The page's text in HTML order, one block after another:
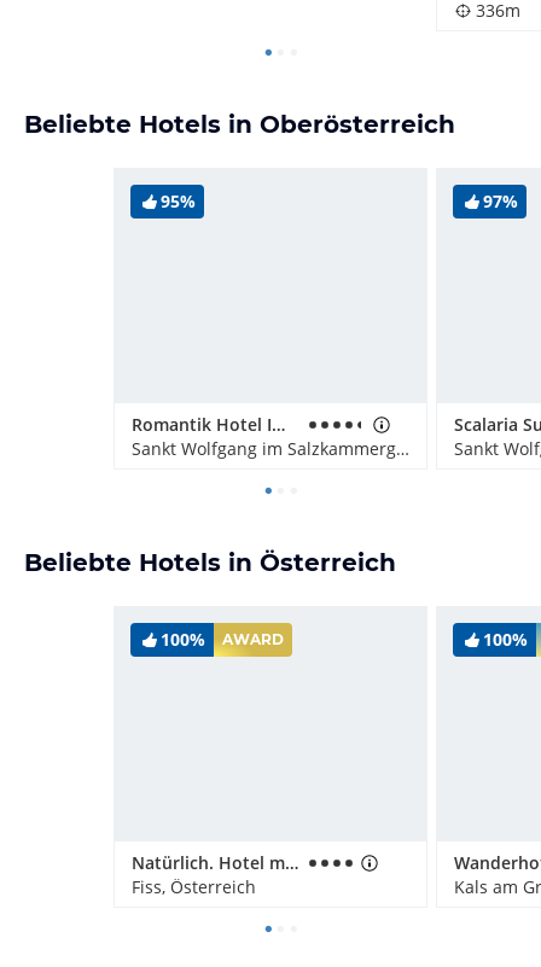
336m
Beliebte Hotels in Oberösterreich
95%
Romantik Hotel Im Weissen Rössl
Sankt Wolfgang im Salzkammergut, Österreich
97%
Beliebte Hotels in Österreich
100% AWARD
Natürlich. Hotel mit Charakter
Fiss, Österreich
100%
Kals am